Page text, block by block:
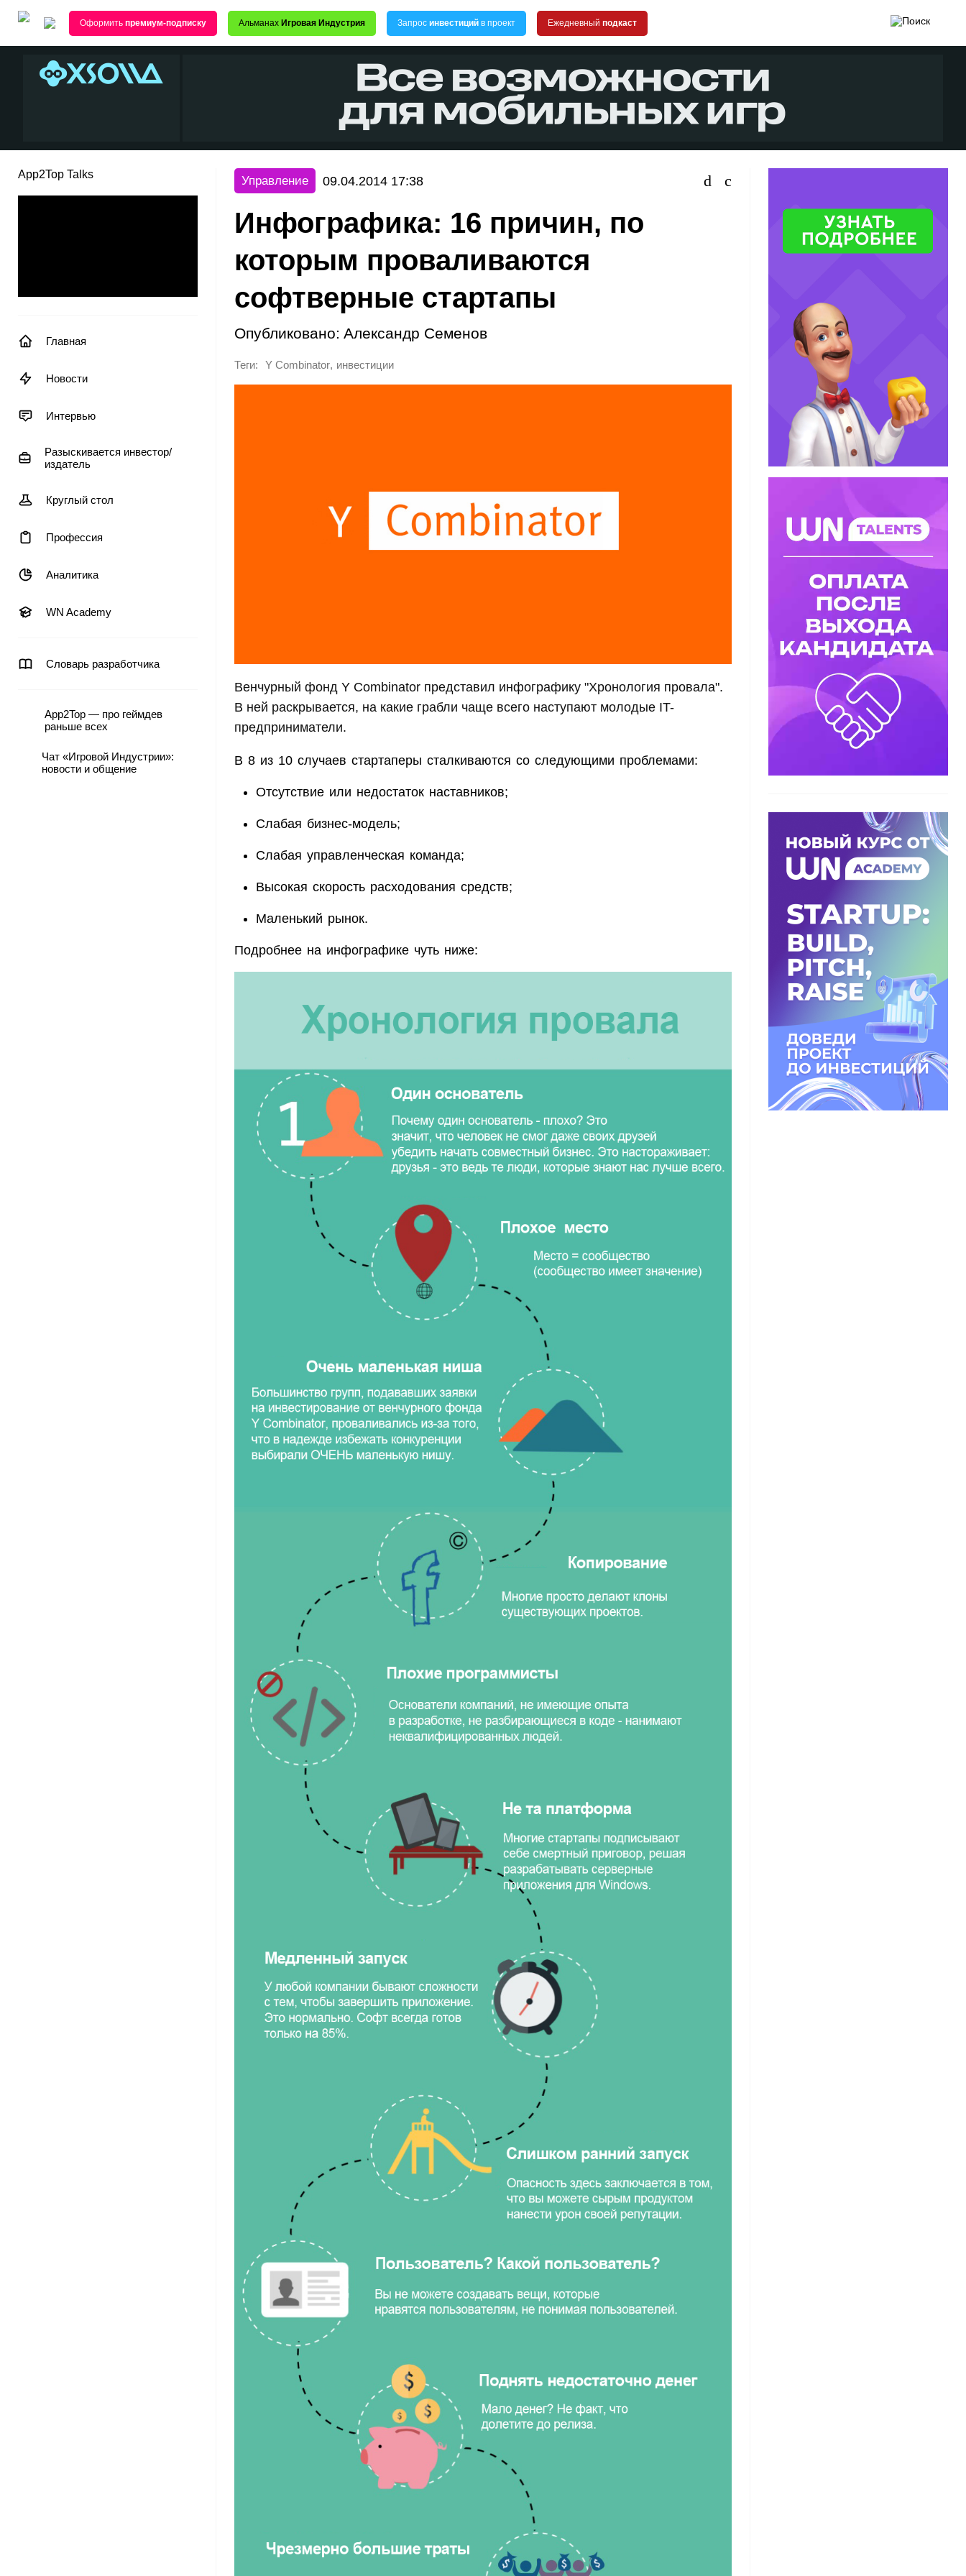
Оформить премиум-подписку Альманах Игровая Индустрия Запрос инвестиций в проект Ежедневный подкаст
App2Top Talks
Главная
Новости
Интервью
Разыскивается инвестор/
издатель
Круглый стол
Профессия
Аналитика
WN Academy
Словарь разработчика
App2Top — про геймдев
раньше всех
Чат «Игровой Индустрии»:
новости и общение
Управление 09.04.2014 17:38
Инфографика: 16 причин, по
которым проваливаются
софтверные стартапы
Опубликовано: Александр Семенов
Теги: Y Combinator, инвестиции
Венчурный фонд Y Combinator представил инфографику "Хронология провала".
В ней раскрывается, на какие грабли чаще всего наступают молодые IT-
предприниматели.
В 8 из 10 случаев стартаперы сталкиваются со следующими проблемами:
Отсутствие или недостаток наставников;
Слабая бизнес-модель;
Слабая управленческая команда;
Высокая скорость расходования средств;
Маленький рынок.
Подробнее на инфографике чуть ниже: